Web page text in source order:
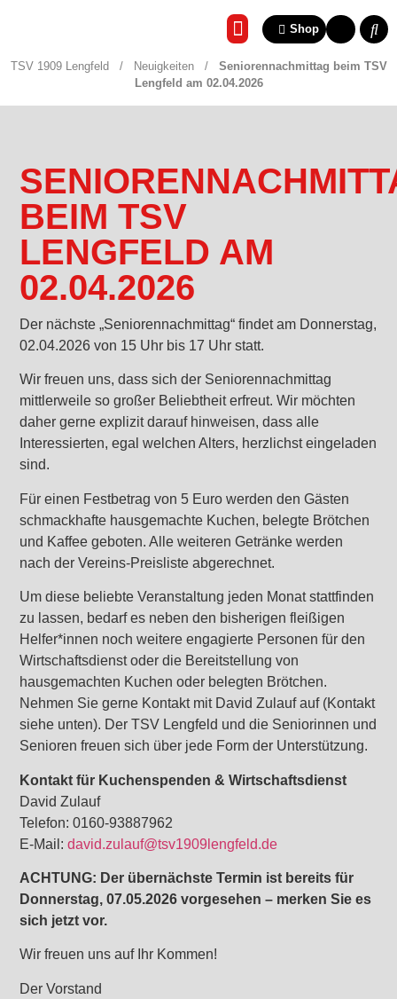
Shop
TSV 1909 Lengfeld / Neuigkeiten/ Seniorennachmittag beim TSV
Lengfeld am 02.04.2026
BEIM TSV
LENGFELD AM
02.04.2026
Der nächste „Seniorennachmittag“ findet am Donnerstag,
02.04.2026 von 15 Uhr bis 17 Uhr statt.
Wir freuen uns, dass sich der Seniorennachmittag
mittlerweile so großer Beliebtheit erfreut. Wir möchten
daher gerne explizit darauf hinweisen, dass alle
Interessierten, egal welchen Alters, herzlichst eingeladen
sind.
Für einen Festbetrag von 5 Euro werden den Gästen
schmackhafte hausgemachte Kuchen, belegte Brötchen
und Kaffee geboten. Alle weiteren Getränke werden
nach der Vereins-Preisliste abgerechnet.
Um diese beliebte Veranstaltung jeden Monat stattfinden
zu lassen, bedarf es neben den bisherigen fleißigen
Helfer*innen noch weitere engagierte Personen für den
Wirtschaftsdienst oder die Bereitstellung von
hausgemachten Kuchen oder belegten Brötchen.
Nehmen Sie gerne Kontakt mit David Zulauf auf (Kontakt
siehe unten). Der TSV Lengfeld und die Seniorinnen und
Senioren freuen sich über jede Form der Unterstützung.
Kontakt für Kuchenspenden & Wirtschaftsdienst
David Zulauf
Telefon: 0160-93887962
E-Mail:david.zulauf@tsv1909lengfeld.de
ACHTUNG: Der übernächste Termin ist bereits für
Donnerstag, 07.05.2026 vorgesehen – merken Sie es
sich jetzt vor.
Wir freuen uns auf Ihr Kommen!
Der Vorstand